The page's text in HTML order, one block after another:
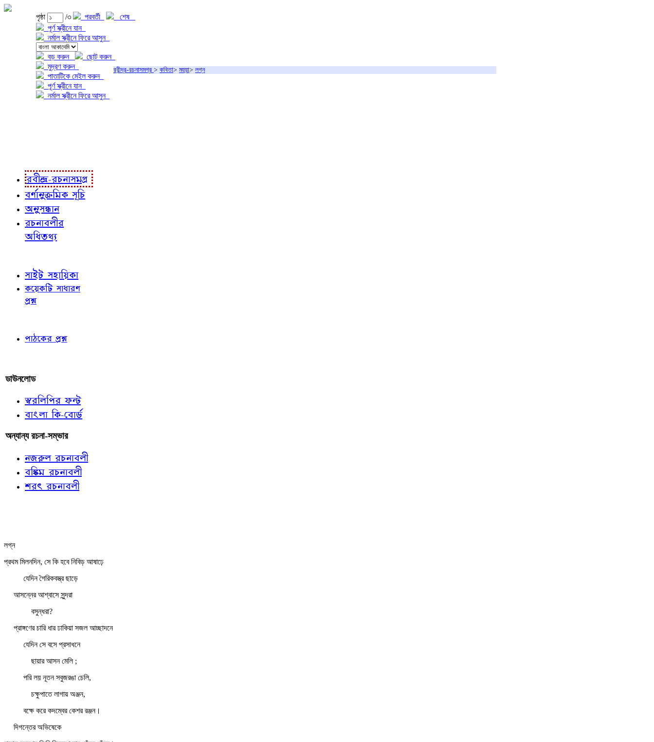
পৃষ্ঠা /৩ পরবর্তী
শেষ
পূর্ণ স্ক্রীনে যান
নর্মাল স্ক্রীনে ফিরে আসুন
বড় করুন
ছোট করুন
মুদ্রণ করুন
পাতাটিকে মেইল করুন
পূর্ণ স্ক্রীনে যান
নর্মাল স্ক্রীনে ফিরে আসুন
রবীন্দ্র-রচনাসমগ্র > কবিতা> মহুয়া> লগ্ন
রবীন্দ্র-রচনাসমগ্র
বর্ণানুক্রমিক সূচি
অনুসন্ধান
রচনাবলীর
অধিতথ্য
সাইট সহায়িকা
কয়েকটি সাধারণ
প্রশ্ন
পাঠকের প্রশ্ন
ডাউনলোড
স্বরলিপির ফন্ট
বাংলা কি-বোর্ড
অন্যান্য রচনা-সম্ভার
নজরুল রচনাবলী
বঙ্কিম রচনাবলী
শরৎ রচনাবলী
লগ্ন
প্রথম মিলনদিন, সে কি হবে নিবিড় আষাঢ়ে
যেদিন গৈরিকবস্ত্র ছাড়ে
আসন্নের আশ্বাসে সুন্দরা
বসুন্ধরা?
প্রাঙ্গণের চারি ধার ঢাকিয়া সজল আচ্ছাদনে
যেদিন সে বসে প্রসাধনে
ছায়ার আসন মেলি ;
পরি লয় নূতন সবুজরঙা চেলি,
চক্ষুপাতে লাগায় অঞ্জন,
বক্ষে করে কদম্বের কেশর রঞ্জন।
দিগন্তের অভিষেকে